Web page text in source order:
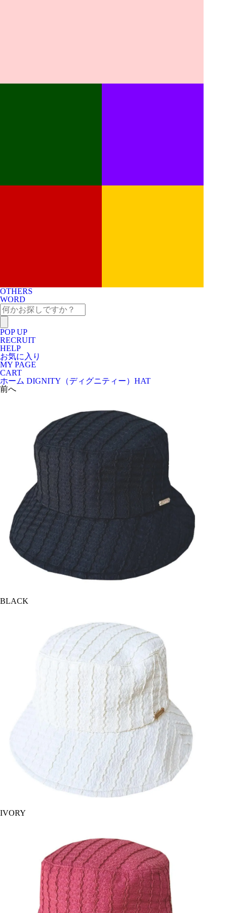
OTHERS
WORD
POP UP
RECRUIT
HELP
お気に入り
MY PAGE
CART
ホーム DIGNITY（ディグニティー） HAT
前へ
BLACK
IVORY